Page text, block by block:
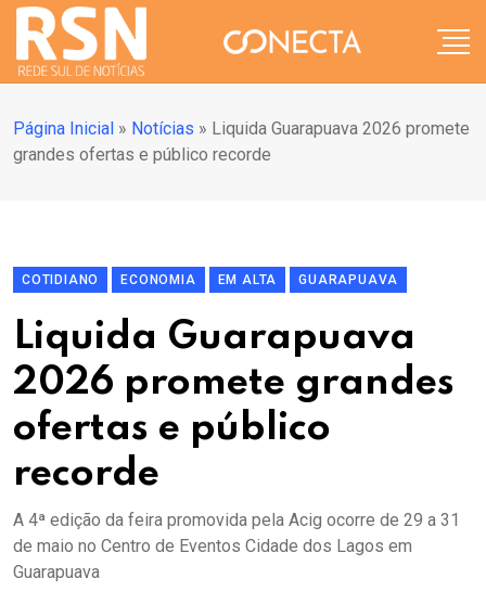
Página Inicial » Notícias » Liquida Guarapuava 2026 promete
grandes ofertas e público recorde
COTIDIANO ECONOMIA EM ALTA GUARAPUAVA
Liquida Guarapuava
2026 promete grandes
ofertas e público
recorde
A 4ª edição da feira promovida pela Acig ocorre de 29 a 31
de maio no Centro de Eventos Cidade dos Lagos em
Guarapuava